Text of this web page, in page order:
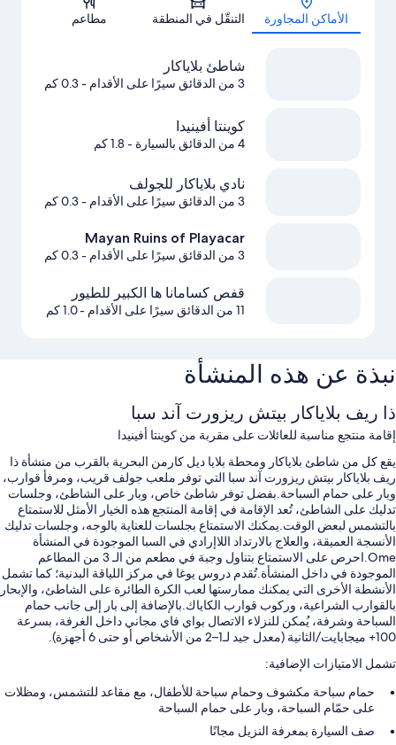
الأماكن المجاورة التنقّل في المنطقة مطاعم
شاطئ بلاياكار
3 من الدقائق سيرًا على الأقدام - 0.3 كم
كوينتا أفينيدا
4 من الدقائق بالسيارة - 1.8 كم
نادي بلاياكار للجولف
3 من الدقائق سيرًا على الأقدام - 0.3 كم
Mayan Ruins of Playacar
3 من الدقائق سيرًا على الأقدام - 0.3 كم
قفص كسامانا ها الكبير للطيور
11 من الدقائق سيرًا على الأقدام - 1.0 كم
نبذة عن هذه المنشأة
ذا ريف بلاياكار بيتش ريزورت آند سبا
إقامة منتجع مناسبة للعائلات على مقربة من كوينتا أفينيدا
يقع كل من شاطئ بلاياكار ومحطة بلايا ديل كارمن البحرية بالقرب من منشأة ذا
ريف بلاياكار بيتش ريزورت آند سبا التي توفر ملعب جولف قريب، ومرفأ قوارب،
وبار على حمام السباحة.بفضل توفر شاطئ خاص، وبار على الشاطئ، وجلسات
تدليك على الشاطئ، تُعد الإقامة في إقامة المنتجع هذه الخيار الأمثل للاستمتاع
بالتشمس لبعض الوقت.يمكنك الاستمتاع بجلسات للعناية بالوجه، وجلسات تدليك
الأنسجة العميقة، والعلاج بالارتداد اللاإرادي في السبا الموجودة في المنشأة
Ome.احرص على الاستمتاع بتناول وجبة في مطعم من الـ 3 من المطاعم
الموجودة في داخل المنشأة.تُقدم دروس يوغا في مركز اللياقة البدنية؛ كما تشمل
الأنشطة الأخرى التي يمكنك ممارستها لعب الكرة الطائرة على الشاطئ، والإبحار
بالقوارب الشراعية، وركوب قوارب الكاياك.بالإضافة إلى بار إلى جانب حمام
السباحة وشرفة، يُمكن للنزلاء الاتصال بواي فاي مجاني داخل الغرفة، بسرعة
100+ ميجابايت/الثانية (معدل جيد لـ1–2 من الأشخاص أو حتى 6 أجهزة).
تشمل الامتيازات الإضافية:
حمام سباحة مكشوف وحمام سباحة للأطفال، مع مقاعد للتشمس، ومظلات
على حمّام السباحة، وبار على حمام السباحة
صف السيارة بمعرفة النزيل مجانًا